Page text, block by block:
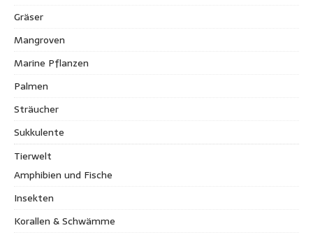
Gräser
Mangroven
Marine Pflanzen
Palmen
Sträucher
Sukkulente
Tierwelt
Amphibien und Fische
Insekten
Korallen & Schwämme